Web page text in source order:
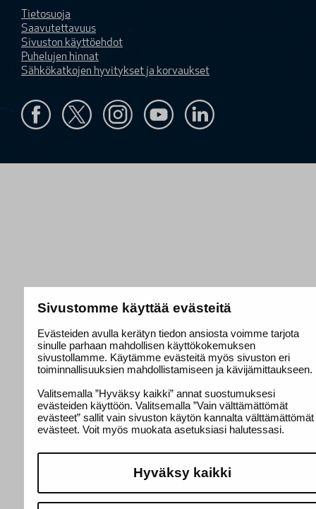
Sivustomme käyttää evästeitä
Evästeiden avulla kerätyn tiedon ansiosta voimme tarjota
sinulle parhaan mahdollisen käyttökokemuksen
sivustollamme. Käytämme evästeitä myös sivuston eri
toiminnallisuuksien mahdollistamiseen ja kävijämittaukseen.
Valitsemalla ”Hyväksy kaikki” annat suostumuksesi
evästeiden käyttöön. Valitsemalla ”Vain välttämättömät
evästeet” sallit vain sivuston käytön kannalta välttämättömät
evästeet. Voit myös muokata asetuksiasi halutessasi.
Hyväksy kaikki
Tietosuoja
Saavutettavuus
Sivuston käyttöehdot
Puhelujen hinnat
Sähkökatkojen hyvitykset ja korvaukset